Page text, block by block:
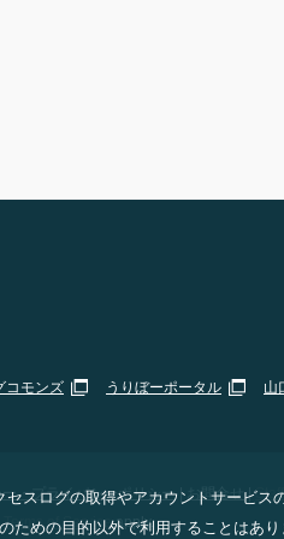
コモンズ うりぼーポータル 山
・プライバシーポリシー| お問合せ |
Terms of Serviceapply.
スログの取得やアカウントサービス
めの目的以外で利用することはあり